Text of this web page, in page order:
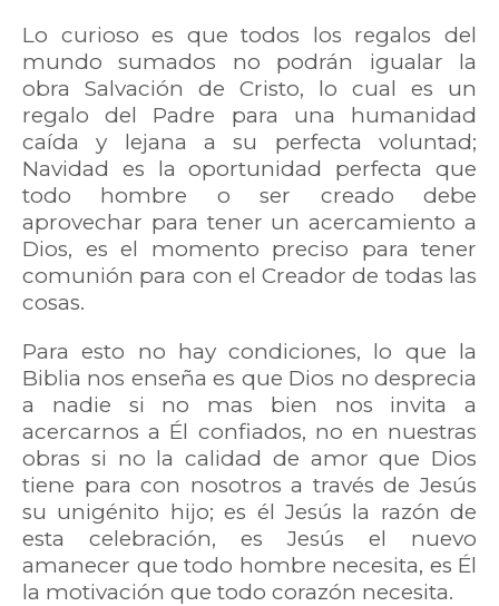
Lo curioso es que todos los regalos del
mundo sumados no podrán igualar la
obra Salvación de Cristo, lo cual es un
regalo del Padre para una humanidad
caída y lejana a su perfecta voluntad;
Navidad es la oportunidad perfecta que
todo hombre o ser creado debe
aprovechar para tener un acercamiento a
Dios, es el momento preciso para tener
comunión para con el Creador de todas las
cosas.
Para esto no hay condiciones, lo que la
Biblia nos enseña es que Dios no desprecia
a nadie si no mas bien nos invita a
acercarnos a Él confiados, no en nuestras
obras si no la calidad de amor que Dios
tiene para con nosotros a través de Jesús
su unigénito hijo; es él Jesús la razón de
esta celebración, es Jesús el nuevo
amanecer que todo hombre necesita, es Él
la motivación que todo corazón necesita.